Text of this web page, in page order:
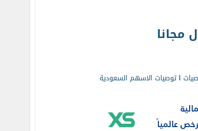
مجانا
l توصيات الاسهم السعودية